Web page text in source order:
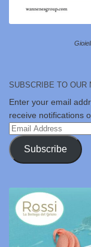
SUBSCRIBE TO OUR
Enter your email
receive notifications
Email
Address
Subscribe